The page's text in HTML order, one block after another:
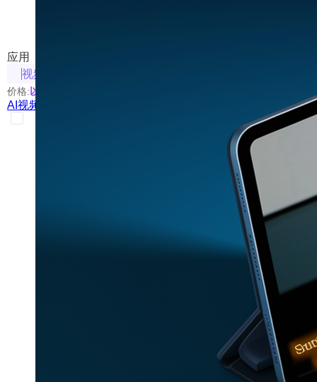
应用
视频相关
价格: 以具体使用的模型为准
AI视频实时翻译